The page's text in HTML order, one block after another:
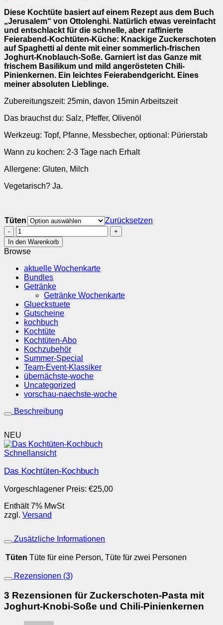
Diese Kochtüte basiert auf einem Rezept aus dem Buch
„Jerusalem“ von Ottolenghi. Natürlich etwas vereinfacht
und entschlackt für die schnelle, aber raffinierte
Feierabend-Kochtüten-Küche: Knackige Zuckerschoten
auf Spaghetti al dente mit einer sommerlich-frischen
Joghurt-Knoblauch-Soße. Garniert ist das Ganze mit
frischem Basilikum und mild angerösteten Chili-
Pinienkernen. Ein leichtes Feierabendgericht. Eines
meiner absoluten Lieblinge.
Zubereitungszeit: 25min, davon 15min Arbeitszeit
Das brauchst du: Salz, Pfeffer, Olivenöl
Werkzeug: Topf, Pfanne, Messbecher, optional: Pürierstab
Wann zu kochen: 2-3 Tage nach Erhalt
Allergene: Gluten, Milch
Vegetarisch? Ja.
Tüten
Zurücksetzen
Zuckerschoten-
Pasta
mit
Joghurt-
Knobi-
Soße
und
Chili-
Pinienkernen
Menge
In den Warenkorb
Browse
aktuelle Wochenkarte
Bundles
Getränke
Getränke Wochenkarte
Glueckstuete
Gutscheine
kochbuch
Kochtüte
Kochtüten-Abo
Kochzubehör
Summer-Special
Team-Event-Klassiker
übernächste-woche
Uncategorized
vorschau-naechste-woche
Beschreibung
NEU
Schnellansicht
Das Kochtüten-Kochbuch
Vorgeschlagener Preis: €25,00
Enthält 7% MwSt
zzgl. Versand
Zusätzliche Informationen
Tüten Tüte für eine Person, Tüte für zwei Personen
Rezensionen (3)
3 Rezensionen fürZuckerschoten-Pasta mit
Joghurt-Knobi-Soße und Chili-Pinienkernen